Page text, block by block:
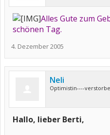
Alles Gute zum
schönen Tag.
4. Dezember 2005
Neli
Optimistin----
Hallo, lieber Berti,